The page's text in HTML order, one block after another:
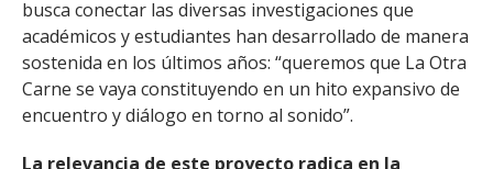
busca conectar las diversas investigaciones que
académicos y estudiantes han desarrollado de manera
sostenida en los últimos años: “queremos que La Otra
Carne se vaya constituyendo en un hito expansivo de
encuentro y diálogo en torno al sonido”.
La relevancia de este proyecto radica en la